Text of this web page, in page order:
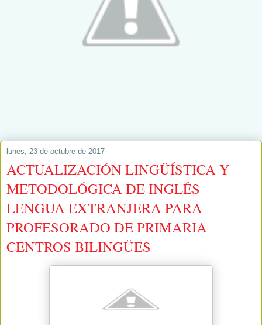
lunes, 23 de octubre de 2017
ACTUALIZACIÓN LINGÜÍSTICA Y
METODOLÓGICA DE INGLÉS
LENGUA EXTRANJERA PARA
PROFESORADO DE PRIMARIA
CENTROS BILINGÜES